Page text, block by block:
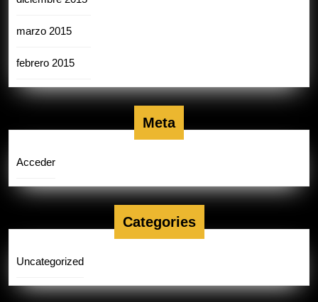
marzo 2015
febrero 2015
Meta
Acceder
Categories
Uncategorized